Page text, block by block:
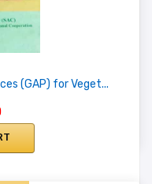
(GAP) for Veget...